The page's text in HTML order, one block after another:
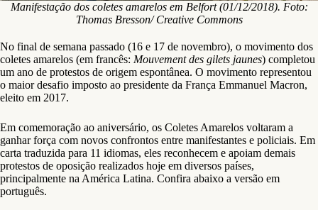
Manifestação dos coletes amarelos em Belfort (01/12/2018). Foto:
Thomas Bresson/ Creative Commons
No final de semana passado (16 e 17 de novembro), o movimento dos
coletes amarelos (em francês: Mouvement des gilets jaunes) completou
um ano de protestos de origem espontânea. O movimento representou
o maior desafio imposto ao presidente da França Emmanuel Macron,
eleito em 2017.
Em comemoração ao aniversário, os Coletes Amarelos voltaram a
ganhar força com novos confrontos entre manifestantes e policiais. Em
carta traduzida para 11 idiomas, eles reconhecem e apoiam demais
protestos de oposição realizados hoje em diversos países,
principalmente na América Latina. Confira abaixo a versão em
português.